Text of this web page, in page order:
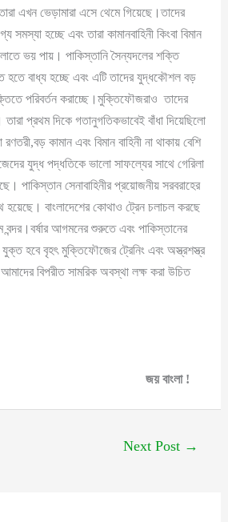
এখন ভেড়ামারা এসে থেমে গিয়েছে।তাদের
সমস্যা হচ্ছে এবং তারা কামানবাহিনী কিংবা বিমান
ভয় পায়। পাকিস্তানি সৈন্যদলের শক্তি
হতে বাধ্য হচ্ছে এবং এটি তাদের যুদ্ধকৌশল বড়
পরিবর্তন করাচ্ছে।মুক্তিফৌজরাও তাদের
প্রথম দিকে গতানুগতিকভাবেই বাঁধা দিয়েছিলো
কামান এবং বিমান বাহিনী না থাকায় বেশি
যুদ্ধ পদ্ধতিকে ভালো সাফল্যের সাথে গেরিলা
পাকিস্তান সেনাবাহিনীর প্রয়োজনীয় সরবরাহের
হয়েছে। বাংলাদেশের কোথাও ট্রেন চলাচল করছে
আগমনের শুরুতে এবং পাকিস্তানের
হবে বৃহৎ মুক্তিফৌজের ট্রেনিং এবং অস্ত্রশস্ত্র
বিপরীত সামরিক অবস্থা লক্ষ করা উচিত
!
Next Post →